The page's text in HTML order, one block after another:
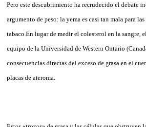
Pero este descubrimiento ha recrudecido el debate
argumento de peso: la yema es casi tan mala para
tabaco.En lugar de medir el colesterol en la sangre,
equipo de la Universidad de Western Ontario
consecuencias directas del exceso de grasa en el
placas de ateroma.